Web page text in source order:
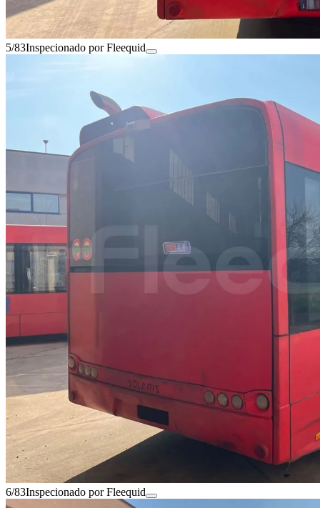
5/83Inspecionado por Fleequid
6/83Inspecionado por Fleequid